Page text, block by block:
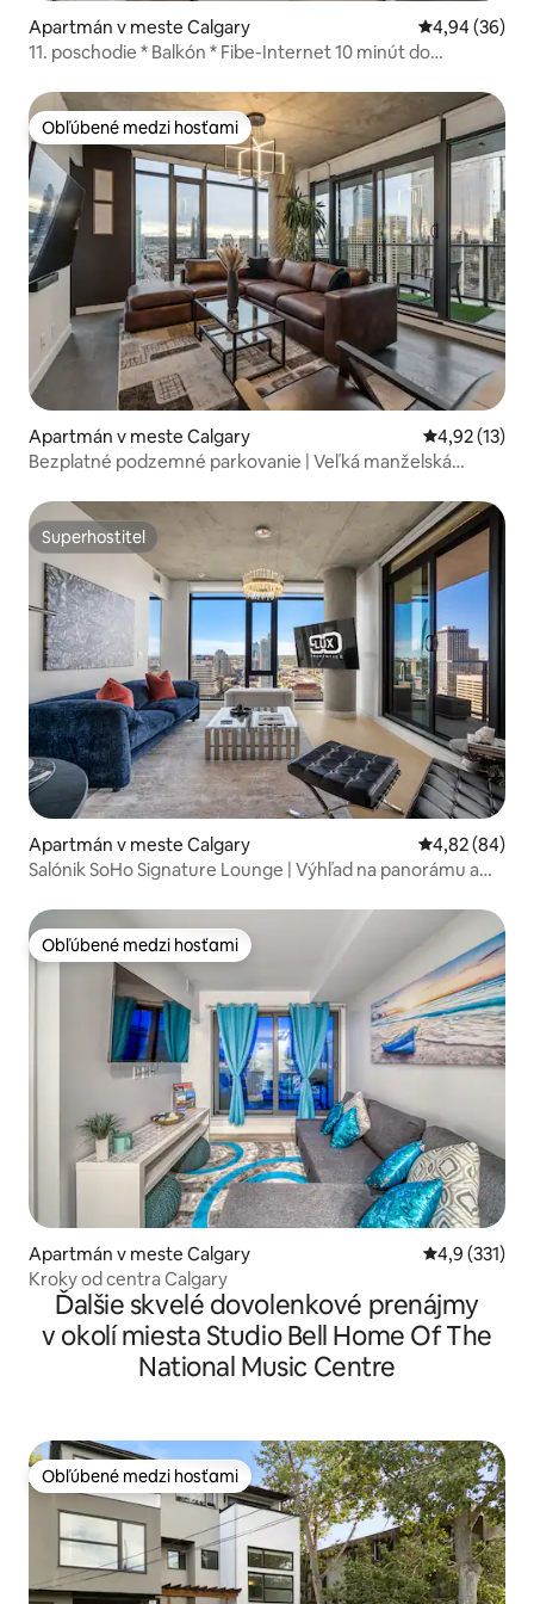
Apartmán v meste Calgary Priemerné
4,94 (36)
11. poschodie * Balkón * Fibe-Internet 10 minút do
Obľúbené medzi hosťami
Obľúbené medzi hosťami
Apartmán v meste Calgary Priemerné
4,92 (13)
Bezplatné podzemné parkovanie | Veľká manželská
Superhostiteľ
Superhostiteľ
Apartmán v meste Calgary Priemerné
4,82 (84)
Salónik SoHo Signature Lounge | Výhľad na panorámu a
Obľúbené medzi hosťami
Obľúbené medzi hosťami
Apartmán v meste Calgary Priemerné
4,9 (331)
Kroky od centra Calgary
Ďalšie skvelé dovolenkové prenájmy
v okolí miesta Studio Bell Home Of The
National Music Centre
Obľúbené medzi hosťami
Obľúbené medzi hosťami